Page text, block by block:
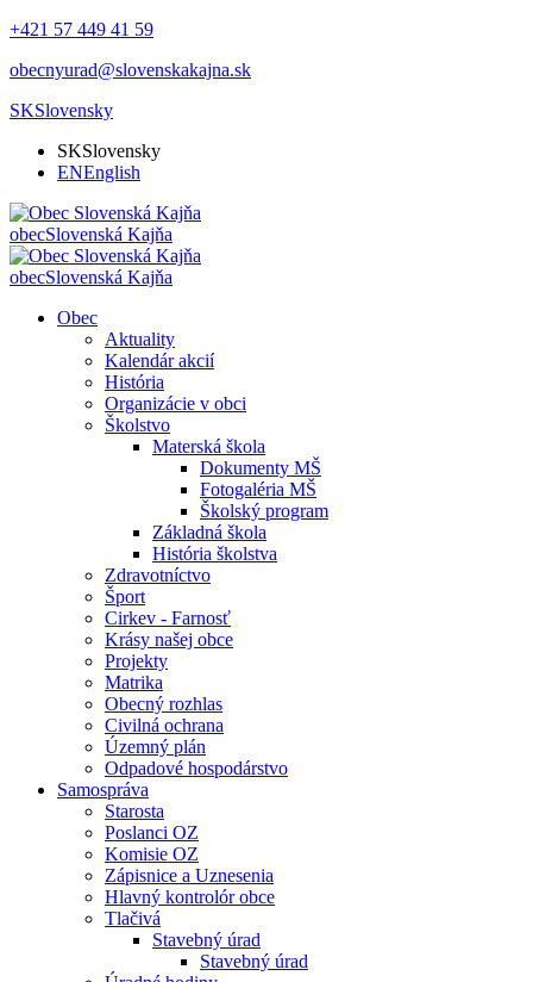
+421 57 449 41 59
obecnyurad@slovenskakajna.sk
SKSlovensky
SKSlovensky
ENEnglish
obecSlovenská Kajňa
obecSlovenská Kajňa
Obec
Aktuality
Kalendár akcií
História
Organizácie v obci
Školstvo
Materská škola
Dokumenty MŠ
Fotogaléria MŠ
Školský program
Základná škola
História školstva
Zdravotníctvo
Šport
Cirkev - Farnosť
Krásy našej obce
Projekty
Matrika
Obecný rozhlas
Civilná ochrana
Územný plán
Odpadové hospodárstvo
Samospráva
Starosta
Poslanci OZ
Komisie OZ
Zápisnice a Uznesenia
Hlavný kontrolór obce
Tlačivá
Stavebný úrad
Stavebný úrad